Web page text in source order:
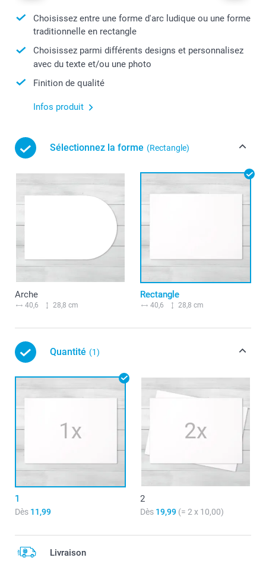
Choisissez entre une forme d'arc ludique ou une forme
traditionnelle en rectangle
Choisissez parmi différents designs et personnalisez
avec du texte et/ou une photo
Finition de qualité
Infos produit
Sélectionnez la forme (Rectangle)
Arche
40,6 28,8 cm
Rectangle
40,6 28,8 cm
Quantité (1)
1
Dès 11,99
2
Dès19,99 (= 2 x 10,00)
Livraison